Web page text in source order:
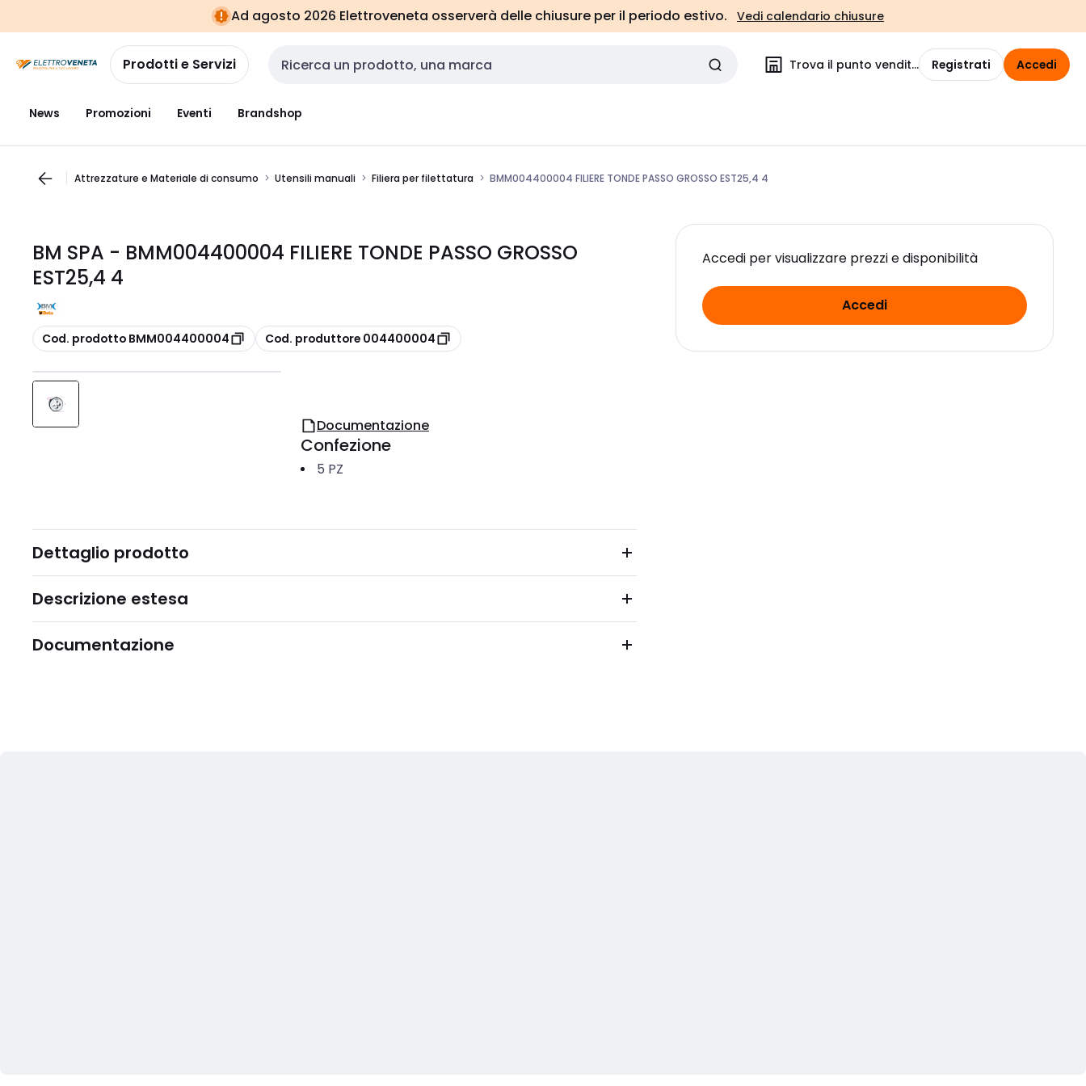
navigazionealla
pagina
Ad agosto 2026 Elettroveneta osserverà delle chiusure per il periodo estivo. Vedi calendario chiusure
Prodotti e Servizi Cerca input Trova il punto vendita Registrati Accedi
News Promozioni Eventi Brandshop
Attrezzature e Materiale di consumo Utensili manuali Filiera per filettatura BMM004400004 FILIERE TONDE PASSO GROSSO EST25,4 4
BM SPA - BMM004400004 FILIERE TONDE PASSO GROSSO
EST25,4 4
copia
Cod. prodotto BMM004400004 copia
Cod. produttore 004400004
Accedi per visualizzare prezzi e disponibilità
Accedi
Documentazione
Confezione
5 PZ
Dettaglio prodotto
Descrizione estesa
Documentazione